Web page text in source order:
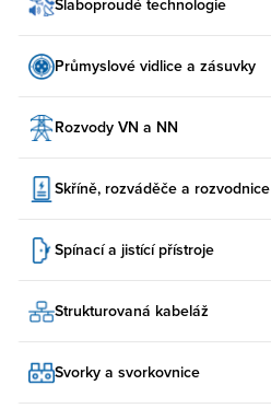
Slaboproudé technologie
Průmyslové vidlice a zásuvky
Rozvody VN a NN
Skříně, rozváděče a rozvodnice
Spínací a jistící přístroje
Strukturovaná kabeláž
Svorky a svorkovnice